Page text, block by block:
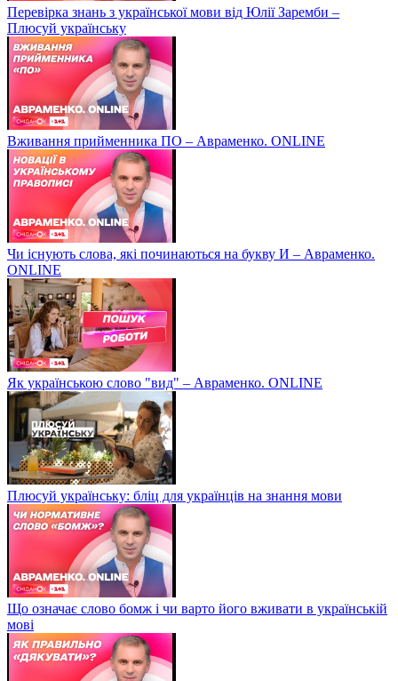
Перевірка знань з української мови від Юлії Заремби –
Плюсуй українську
Вживання прийменника ПО – Авраменко. ONLINE
Чи існують слова, які починаються на букву И – Авраменко.
ONLINE
Як українською слово "вид" – Авраменко. ONLINE
Плюсуй українську: бліц для українців на знання мови
Що означає слово бомж і чи варто його вживати в українській
мові